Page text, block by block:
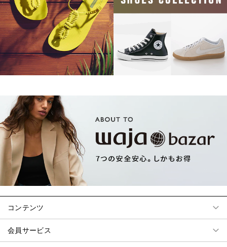
コンテンツ
会員サービス